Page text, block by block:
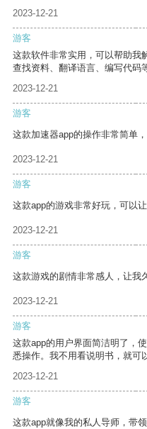
2023-12-21
游客
这款软件非常实用，可以帮助我
查找资料、翻译语言、编写代码
2023-12-21
游客
这款加速器app的操作非常简单
2023-12-21
游客
这款app的游戏非常好玩，可以让
2023-12-21
游客
这款游戏的剧情非常感人，让我
2023-12-21
游客
这款app的用户界面简洁明了，
悉操作。我不用看说明书，就可
2023-12-21
游客
这款app就像我的私人导师，带